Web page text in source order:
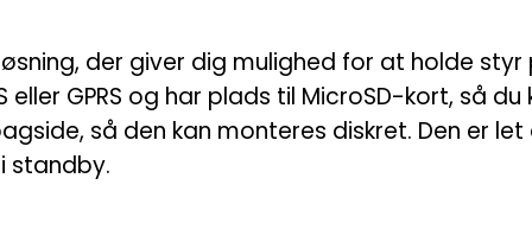
løsning, der giver dig mulighed for at holde
eller GPRS og har plads til MicroSD-kort, så
så den kan monteres diskret. Den er
standby.